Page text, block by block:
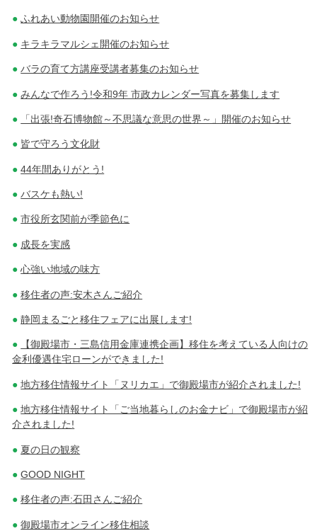
ふれあい動物園開催のお知らせ
キラキラマルシェ開催のお知らせ
バラの育て方講座受講者募集のお知らせ
みんなで作ろう!令和9年 市政カレンダー写真を募集します
「出張!奇石博物館～不思議な意思の世界～」開催のお知らせ
皆で守ろう文化財
44年間ありがとう!
バスケも熱い!
市役所玄関前が季節色に
成長を実感
心強い地域の味方
移住者の声:安木さんご紹介
静岡まるごと移住フェアに出展します!
【御殿場市・三島信用金庫連携企画】移住を考えている人向けの
金利優遇住宅ローンができました!
地方移住情報サイト「ヌリカエ」で御殿場市が紹介されました!
地方移住情報サイト「ご当地暮らしのお金ナビ」で御殿場市が紹
介されました!
夏の日の観察
GOOD NIGHT
移住者の声:石田さんご紹介
御殿場市オンライン移住相談